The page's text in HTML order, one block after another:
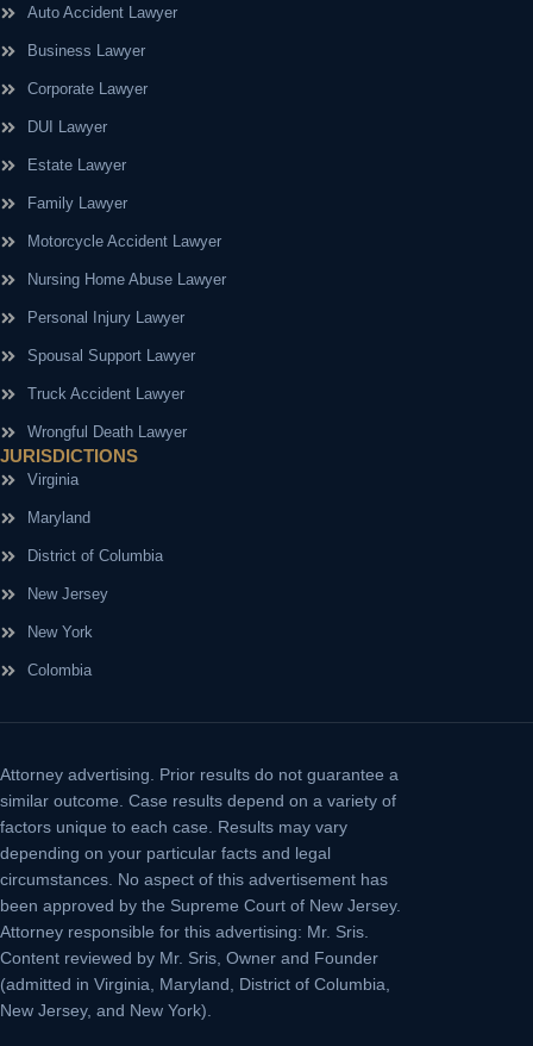
Auto Accident Lawyer
Business Lawyer
Corporate Lawyer
DUI Lawyer
Estate Lawyer
Family Lawyer
Motorcycle Accident Lawyer
Nursing Home Abuse Lawyer
Personal Injury Lawyer
Spousal Support Lawyer
Truck Accident Lawyer
Wrongful Death Lawyer
JURISDICTIONS
Virginia
Maryland
District of Columbia
New Jersey
New York
Colombia
Attorney advertising.
Prior results do not guarantee a
similar outcome. Case results depend on a variety of
factors unique to each case. Results may vary
depending on your particular facts and legal
circumstances. No aspect of this advertisement has
been approved by the Supreme Court of New Jersey.
Attorney responsible for this advertising: Mr. Sris.
Content reviewed by Mr. Sris, Owner and Founder
(admitted in Virginia, Maryland, District of Columbia,
New Jersey, and New York).